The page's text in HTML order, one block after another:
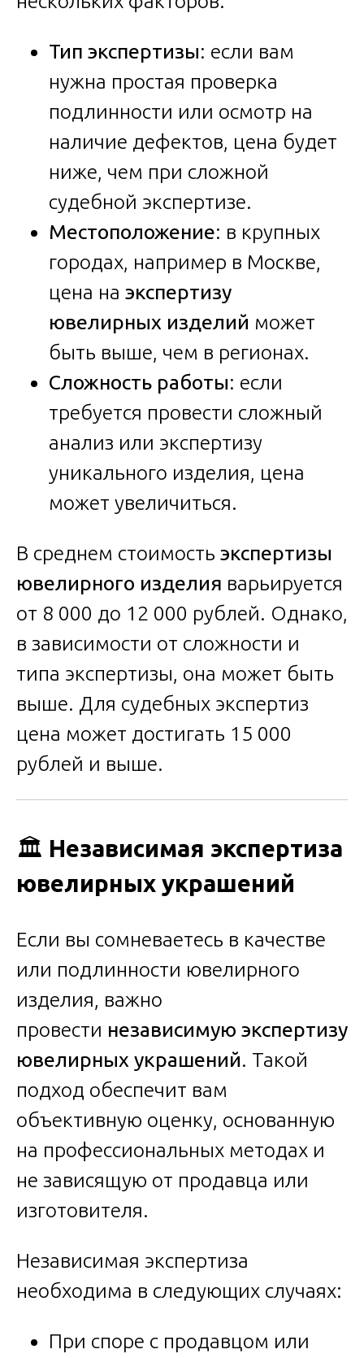
Тип экспертизы: если вам
нужна простая проверка
подлинности или осмотр на
наличие дефектов, цена будет
ниже, чем при сложной
судебной экспертизе.
Местоположение: в крупных
городах, например в Москве,
цена на экспертизу
ювелирных изделий может
быть выше, чем в регионах.
Сложность работы: если
требуется провести сложный
анализ или экспертизу
уникального изделия, цена
может увеличиться.
В среднем стоимость экспертизы
ювелирного изделия варьируется
от 8 000 до 12 000 рублей. Однако,
в зависимости от сложности и
типа экспертизы, она может быть
выше. Для судебных экспертиз
цена может достигать 15 000
рублей и выше.
🏛️ Независимая экспертиза
ювелирных украшений
Если вы сомневаетесь в качестве
или подлинности ювелирного
изделия, важно
провести независимую экспертизу
ювелирных украшений. Такой
подход обеспечит вам
объективную оценку, основанную
на профессиональных методах и
не зависящую от продавца или
изготовителя.
Независимая экспертиза
необходима в следующих случаях:
При споре с продавцом или